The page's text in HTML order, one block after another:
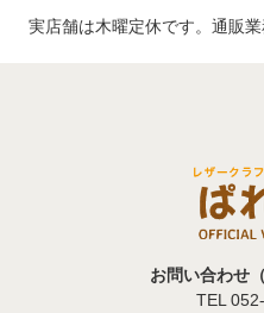
実店舗は木曜定休です。通販業
お問い合わせ
TEL